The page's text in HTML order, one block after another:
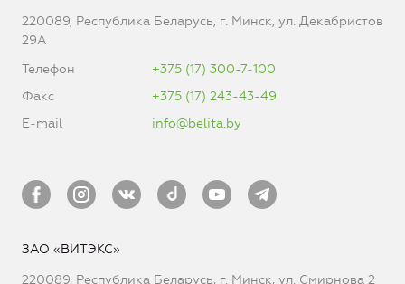
220089, Республика Беларусь, г. Минск, ул. Декабристов
29А
Телефон
+375 (17) 300-7-100
Факс
+375 (17) 243-43-49
E-mail
info@belita.by
ЗАО «ВИТЭКС»
220089, Республика Беларусь, г. Минск, ул. Смирнова 2